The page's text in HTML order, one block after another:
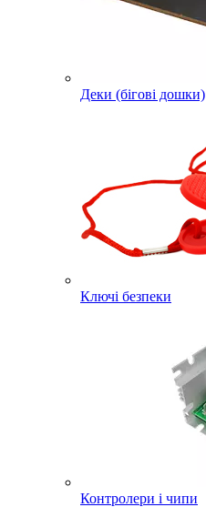
Деки (бігові дошки)
Ключі безпеки
Контролери і чипи